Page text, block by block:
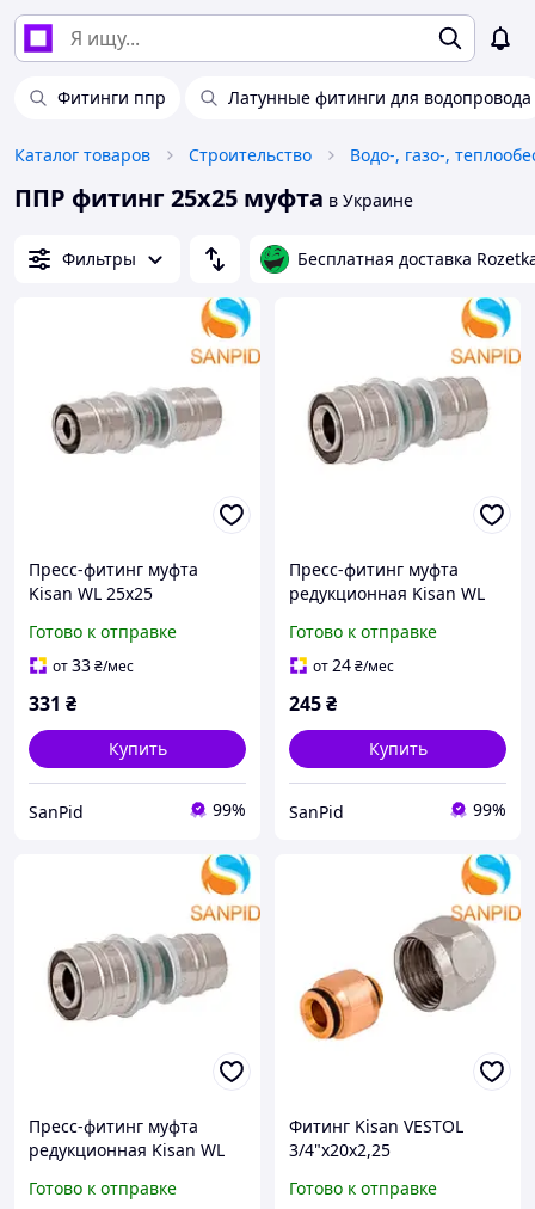
Фитинги ппр Латунные фитинги для водопровода
Каталог товаров Строительство Водо-, газо-,
ППР фитинг 25х25 муфта в Украине
Фильтры Бесплатная доставка
Пресс-фитинг муфта
Kisan WL 25x25
Готово к отправке
от33₴/мес
331 ₴
Купить
SanPid 99%
Пресс-фитинг муфта
редукционная Kisan WL
Готово к отправке
от24₴/мес
245₴
Купить
SanPid 99%
Пресс-фитинг муфта
редукционная Kisan WL
Готово к отправке
Фитинг Kisan VESTOL
3/4"x20x2,25
Готово к отправке